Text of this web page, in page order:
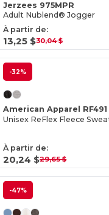
Jerzees 975MPR
Adult Nublend® Jogger
À partir de:
13,25 $30,04 $
-32%
American Apparel RF491
Unisex ReFlex Fleece
À partir de:
20,24 $29,65 $
-47%